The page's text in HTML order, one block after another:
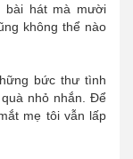
bài hát mà mười
không thể nào
bức thư tình
nhỏ nhắn. Để
mẹ tôi vẫn lấp